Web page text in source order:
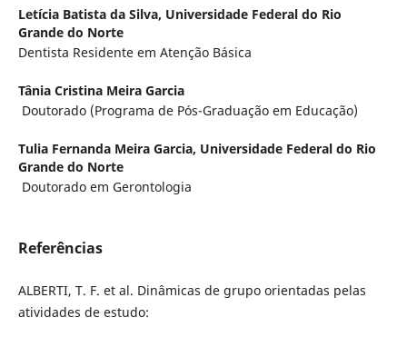
Letícia Batista da Silva, Universidade Federal do Rio
Grande do Norte
Dentista Residente em Atenção Básica
Tânia Cristina Meira Garcia
Doutorado (Programa de Pós-Graduação em Educação)
Tulia Fernanda Meira Garcia, Universidade Federal do Rio
Grande do Norte
Doutorado em Gerontologia
Referências
ALBERTI, T. F. et al. Dinâmicas de grupo orientadas pelas
atividades de estudo: